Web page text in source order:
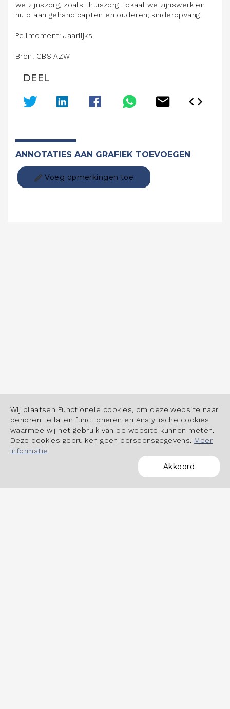
Wij plaatsen Functionele cookies, om deze website naar
behoren te laten functioneren en Analytische cookies
waarmee wij het gebruik van de website kunnen meten.
Deze cookies gebruiken geen persoonsgegevens. Meer
informatie
Akkoord
welzijnszorg, zoals thuiszorg, lokaal welzijnswerk en
hulp aan gehandicapten en ouderen; kinderopvang.
Peilmoment: Jaarlijks
Bron: CBS AZW
DEEL
ANNOTATIES AAN GRAFIEK TOEVOEGEN
Voeg opmerkingen toe
POWERED BY